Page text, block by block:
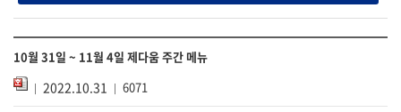
10월 31일 ~ 11월 4일 제다움 주간 메뉴
2022.10.31 6071